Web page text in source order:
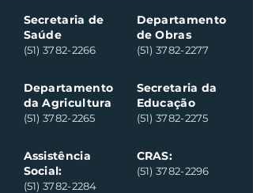
Secretaria de
Saúde
(51) 3782-2266
Departamento
da Agricultura
(51) 3782-2265
Assistência
Social:
(51) 3782-2284
Departamento
de Obras
(51) 3782-2277
Secretaria da
Educação
(51) 3782-2275
CRAS:
(51) 3782-2296